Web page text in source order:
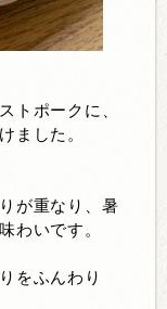
トポークに、
ました。
が重なり、暑
わいです。
をふんわり